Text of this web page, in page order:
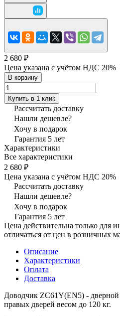
2 680 ₽
Цена указана с учётом НДС 20%
В корзину
Купить в 1 клик
Рассчитать доставку
Нашли дешевле?
Хочу в подарок
Гарантия 5 лет
Характеристики
Все характеристики
2 680 ₽
Цена указана с учётом НДС 20%
Рассчитать доставку
Нашли дешевле?
Хочу в подарок
Гарантия 5 лет
Цена действительна только для
отличаться от цен в розничных
Описание
Характеристики
Оплата
Доставка
Доводчик ZC61Y(EN5) -
правых дверей весом до 120 кг.